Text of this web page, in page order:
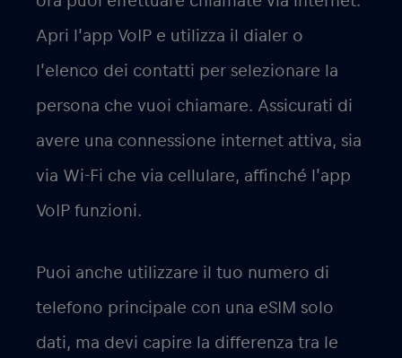
Apri l’app VoIP e utilizza il dialer o
l’elenco dei contatti per selezionare la
persona che vuoi chiamare. Assicurati di
avere una connessione internet attiva, sia
via Wi-Fi che via cellulare, affinché l’app
VoIP funzioni.
Puoi anche utilizzare il tuo numero di
telefono principale con una eSIM solo
dati, ma devi capire la differenza tra le